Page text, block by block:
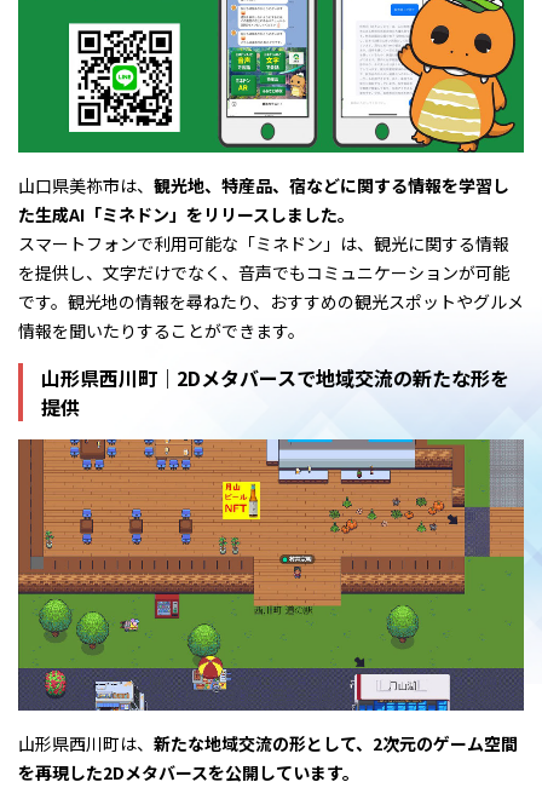
山口県美祢市は、 観光地、特産品、宿などに関する情報を学習し
た生成AI「ミネドン」をリリースしました。
スマートフォンで利用可能な「ミネドン」は、観光に関する情報
を提供し、文字だけでなく、音声でもコミュニケーションが可能
です。観光地の情報を尋ねたり、おすすめの観光スポットやグルメ
情報を聞いたりすることができます。
山形県西川町｜2Dメタバースで地域交流の新たな形を
提供
山形県西川町は、 新たな地域交流の形として、2次元のゲーム空間
を再現した2Dメタバースを公開しています。